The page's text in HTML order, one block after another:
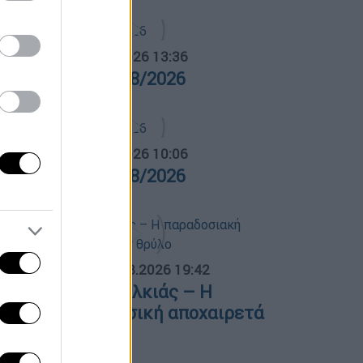
Ελλάδος... 05.08.2026 13:36
Ελλάδος 05/08/2026
Ελλάδος... 06.08.2026 10:06
Ελλάδος 06/08/2026
06.08.2026 19:42
ο Λάκης Χαλκιάς – Η
μουσική αποχαιρετά